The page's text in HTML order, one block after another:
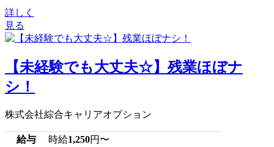
詳しく
見る
【未経験でも大丈夫☆】残業ほぼナ
シ！
株式会社綜合キャリアオプション
給与 時給1,250円〜